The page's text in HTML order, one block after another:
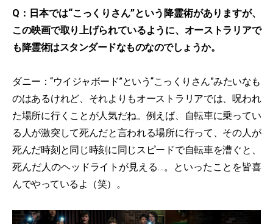
Q：日本では“こっくりさん”という降霊術がありますが、
この映画で取り上げられているように、オーストラリアで
も降霊術はスタンダードなものなのでしょうか。
ダニー：“ウイジャボード”という“こっくりさん”みたいなも
のはあるけれど、それよりもオーストラリアでは、呪われ
た場所に行くことが人気だね。例えば、自転車に乗ってい
る人が激突して死んだと言われる場所に行って、その人が
死んだ時刻と同じ時刻に同じスピードで自転車を漕ぐと、
死んだ人のヘッドライトが見える…。といったことを皆喜
んでやっているよ（笑）。